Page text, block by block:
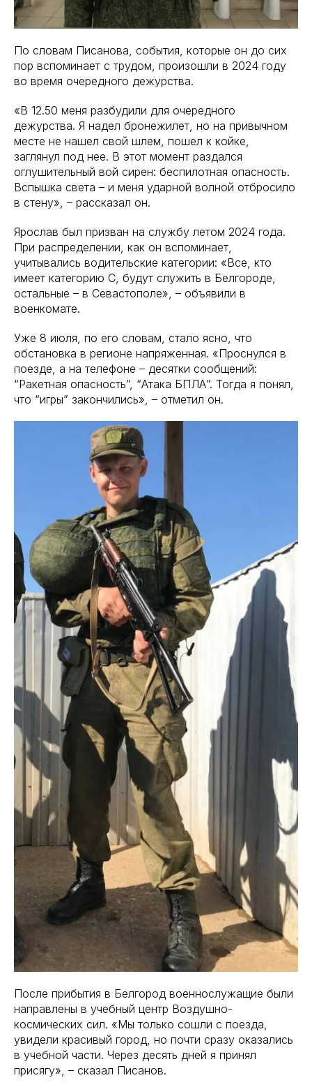
По словам Писанова, события, которые он до сих
пор вспоминает с трудом, произошли в 2024 году
во время очередного дежурства.
«В 12.50 меня разбудили для очередного
дежурства. Я надел бронежилет, но на привычном
месте не нашел свой шлем, пошел к койке,
заглянул под нее. В этот момент раздался
оглушительный вой сирен: беспилотная опасность.
Вспышка света – и меня ударной волной отбросило
в стену», – рассказал он.
Ярослав был призван на службу летом 2024 года.
При распределении, как он вспоминает,
учитывались водительские категории: «Все, кто
имеет категорию С, будут служить в Белгороде,
остальные – в Севастополе», – объявили в
военкомате.
Уже 8 июля, по его словам, стало ясно, что
обстановка в регионе напряженная. «Проснулся в
поезде, а на телефоне – десятки сообщений:
“Ракетная опасность”, “Атака БПЛА”. Тогда я понял,
что “игры” закончились», – отметил он.
После прибытия в Белгород военнослужащие были
направлены в учебный центр Воздушно-
космических сил. «Мы только сошли с поезда,
увидели красивый город, но почти сразу оказались
в учебной части. Через десять дней я принял
присягу», – сказал Писанов.